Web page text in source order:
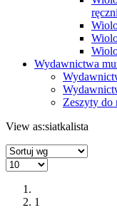
Wydawnictwa
Zeszyty do
View as:siatkalista
1